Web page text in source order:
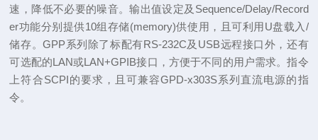
速，降低不必要的噪音。输出值设定及Sequence/Delay/Record
er功能分别提供10组存储(memory)供使用，且可利用U盘载入/
储存。GPP系列除了标配有RS-232C及USB远程接口外，还有
可选配的LAN或LAN+GPIB接口，方便于不同的用户需求。指令
上符合SCPI的要求，且可兼容GPD-x303S系列直流电源的指
令。